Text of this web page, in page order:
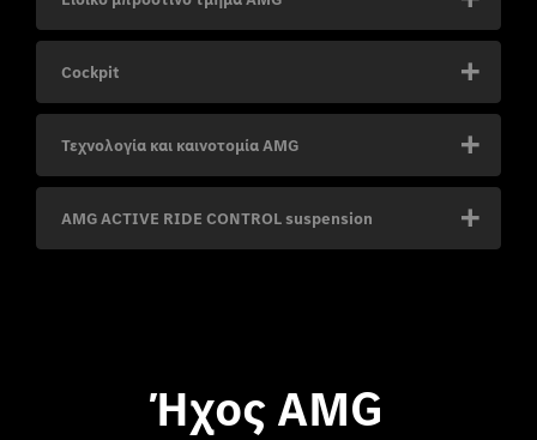
Cockpit
Τεχνολογία και καινοτομία AMG​
AMG ACTIVE RIDE CONTROL suspension
Ήχος AMG​